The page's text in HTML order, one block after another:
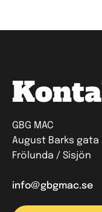
GBG MAC
August Barks gata
Frölunda / Sisjön
info@gbgmac.se